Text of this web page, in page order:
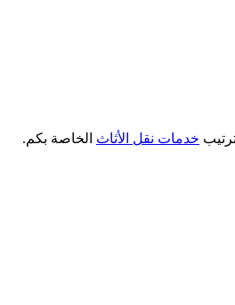
خدمات نقل الأثاث الخاصة بكم.